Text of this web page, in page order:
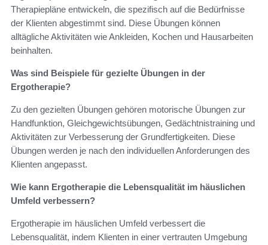
Therapiepläne entwickeln, die spezifisch auf die Bedürfnisse
der Klienten abgestimmt sind. Diese Übungen können
alltägliche Aktivitäten wie Ankleiden, Kochen und Hausarbeiten
beinhalten.
Was sind Beispiele für gezielte Übungen in der
Ergotherapie?
Zu den gezielten Übungen gehören motorische Übungen zur
Handfunktion, Gleichgewichtsübungen, Gedächtnistraining und
Aktivitäten zur Verbesserung der Grundfertigkeiten. Diese
Übungen werden je nach den individuellen Anforderungen des
Klienten angepasst.
Wie kann Ergotherapie die Lebensqualität im häuslichen
Umfeld verbessern?
Ergotherapie im häuslichen Umfeld verbessert die
Lebensqualität, indem Klienten in einer vertrauten Umgebung